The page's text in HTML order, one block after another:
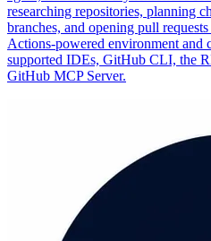
researching repositories, planning
branches, and opening pull
Actions-powered environment and
supported IDEs, GitHub CLI, the
GitHub MCP Server.